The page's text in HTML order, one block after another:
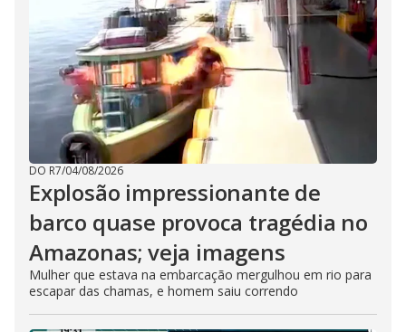
DO R7/04/08/2026
Explosão impressionante de
barco quase provoca tragédia no
Amazonas; veja imagens
Mulher que estava na embarcação mergulhou em rio para
escapar das chamas, e homem saiu correndo